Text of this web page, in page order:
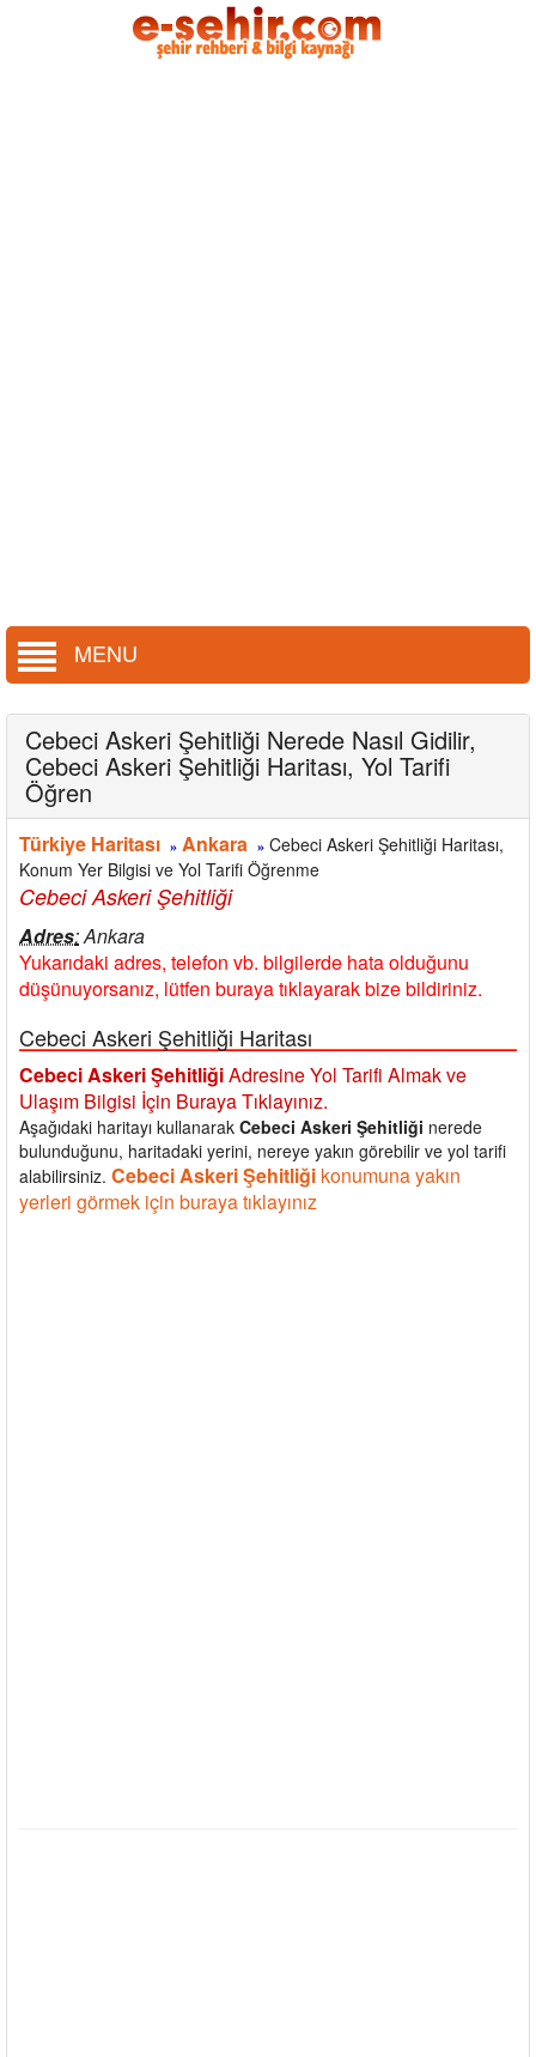
MENU
Cebeci Askeri Şehitliği Nerede Nasıl Gidilir,
Cebeci Askeri Şehitliği Haritası, Yol Tarifi
Öğren
Türkiye Haritası » Ankara » Cebeci Askeri Şehitliği Haritası,
Konum Yer Bilgisi ve Yol Tarifi Öğrenme
Cebeci Askeri Şehitliği
Adres:Ankara
Yukarıdaki adres, telefon vb. bilgilerde hata olduğunu
düşünuyorsanız, lütfen buraya tıklayarak bize bildiriniz.
Cebeci Askeri Şehitliği Haritası
Cebeci Askeri ŞehitliğiAdresine Yol Tarifi Almak ve
Ulaşım Bilgisi İçin Buraya Tıklayınız.
Aşağıdaki haritayı kullanarak Cebeci Askeri Şehitliği nerede
bulunduğunu, haritadaki yerini, nereye yakın görebilir ve yol tarifi
alabilirsiniz. Cebeci Askeri Şehitliği konumuna yakın
yerleri görmek için buraya tıklayınız